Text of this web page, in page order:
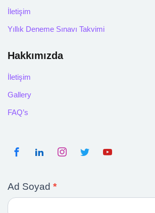
Hazırlık
Hazırlık
İletişim
Yıllık Deneme Sınavı Takvimi
Hakkımızda
İletişim
Gallery
FAQ’s
Bilgi
Al
Ad Soyad *